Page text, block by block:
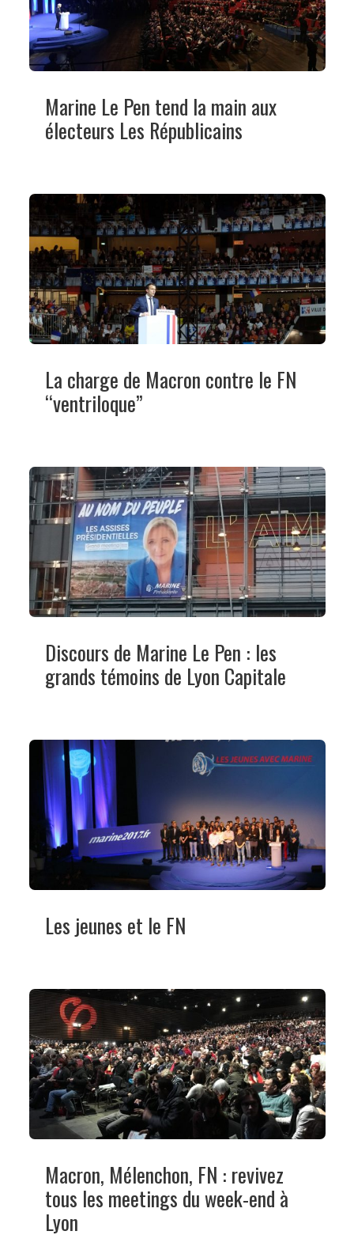
Marine Le Pen tend la main aux
électeurs Les Républicains
La charge de Macron contre le FN
“ventriloque”
Discours de Marine Le Pen : les
grands témoins de Lyon Capitale
Les jeunes et le FN
Macron, Mélenchon, FN : revivez
tous les meetings du week-end à
Lyon